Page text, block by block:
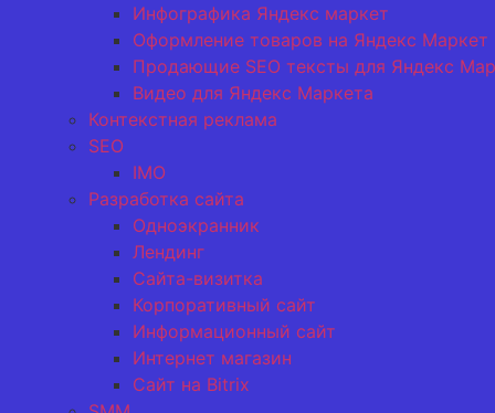
Инфографика Яндекс маркет
Оформление товаров на Яндекс Маркет
Продающие SEO тексты для Яндекс
Видео для Яндекс Маркета
Контекстная реклама
SEO
IMO
Разработка сайта
Одноэкранник
Лендинг
Сайта-визитка
Корпоративный сайт
Информационный сайт
Интернет магазин
Сайт на Bitrix